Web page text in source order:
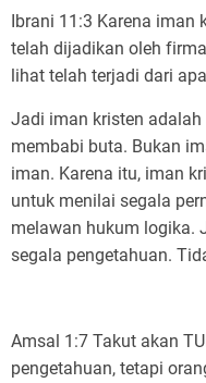
Ibrani 11:3 Karena
telah dijadikan oleh
lihat telah terjadi dari
Jadi iman kristen
membabi buta. Bukan
iman. Karena itu, iman
untuk menilai segala
melawan hukum logika.
segala pengetahuan.
Amsal 1:7 Takut akan
pengetahuan, tetapi